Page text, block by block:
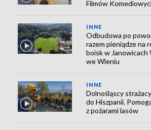
Filmów
INNE
Odbudowa po
razem pieniądze na
boisk w Janowicach
we Wleniu
INNE
Dolnośląscy
do Hiszpanii.
z pożarami lasów